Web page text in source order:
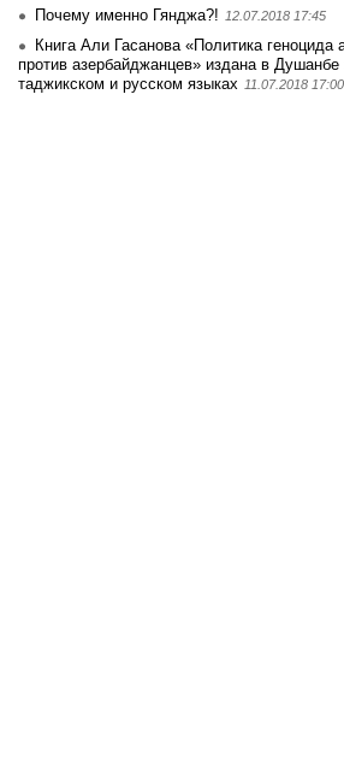
Почему именно Гянджа?! 12.07.2018 17:45
Книга Али Гасанова «Политика геноцида
против азербайджанцев» издана в Душанбе
таджикском и русском языках 11.07.2018 17:00